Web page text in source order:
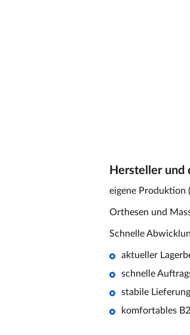
Hersteller und
eigene Produktion
Orthesen und
Schnelle
aktueller
schnelle
stabile
komfortables